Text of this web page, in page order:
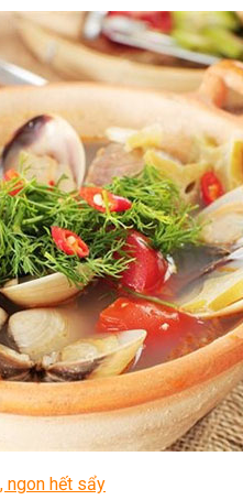
ngon hết sẩy